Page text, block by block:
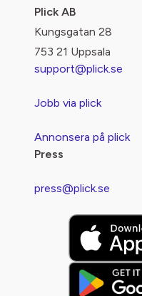
Plick AB
Kungsgatan 28
753 21 Uppsala
support@plick.se
Jobb via plick
Annonsera på plick
Press
press@plick.se